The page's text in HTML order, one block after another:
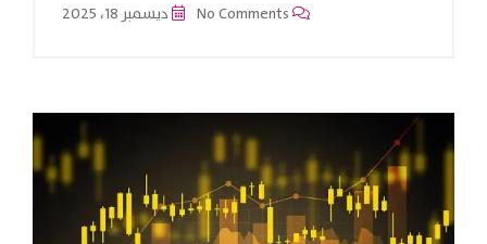
ديسمبر 18، 2025